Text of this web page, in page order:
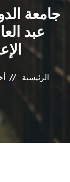
جامعة
عبد
الرئيسية